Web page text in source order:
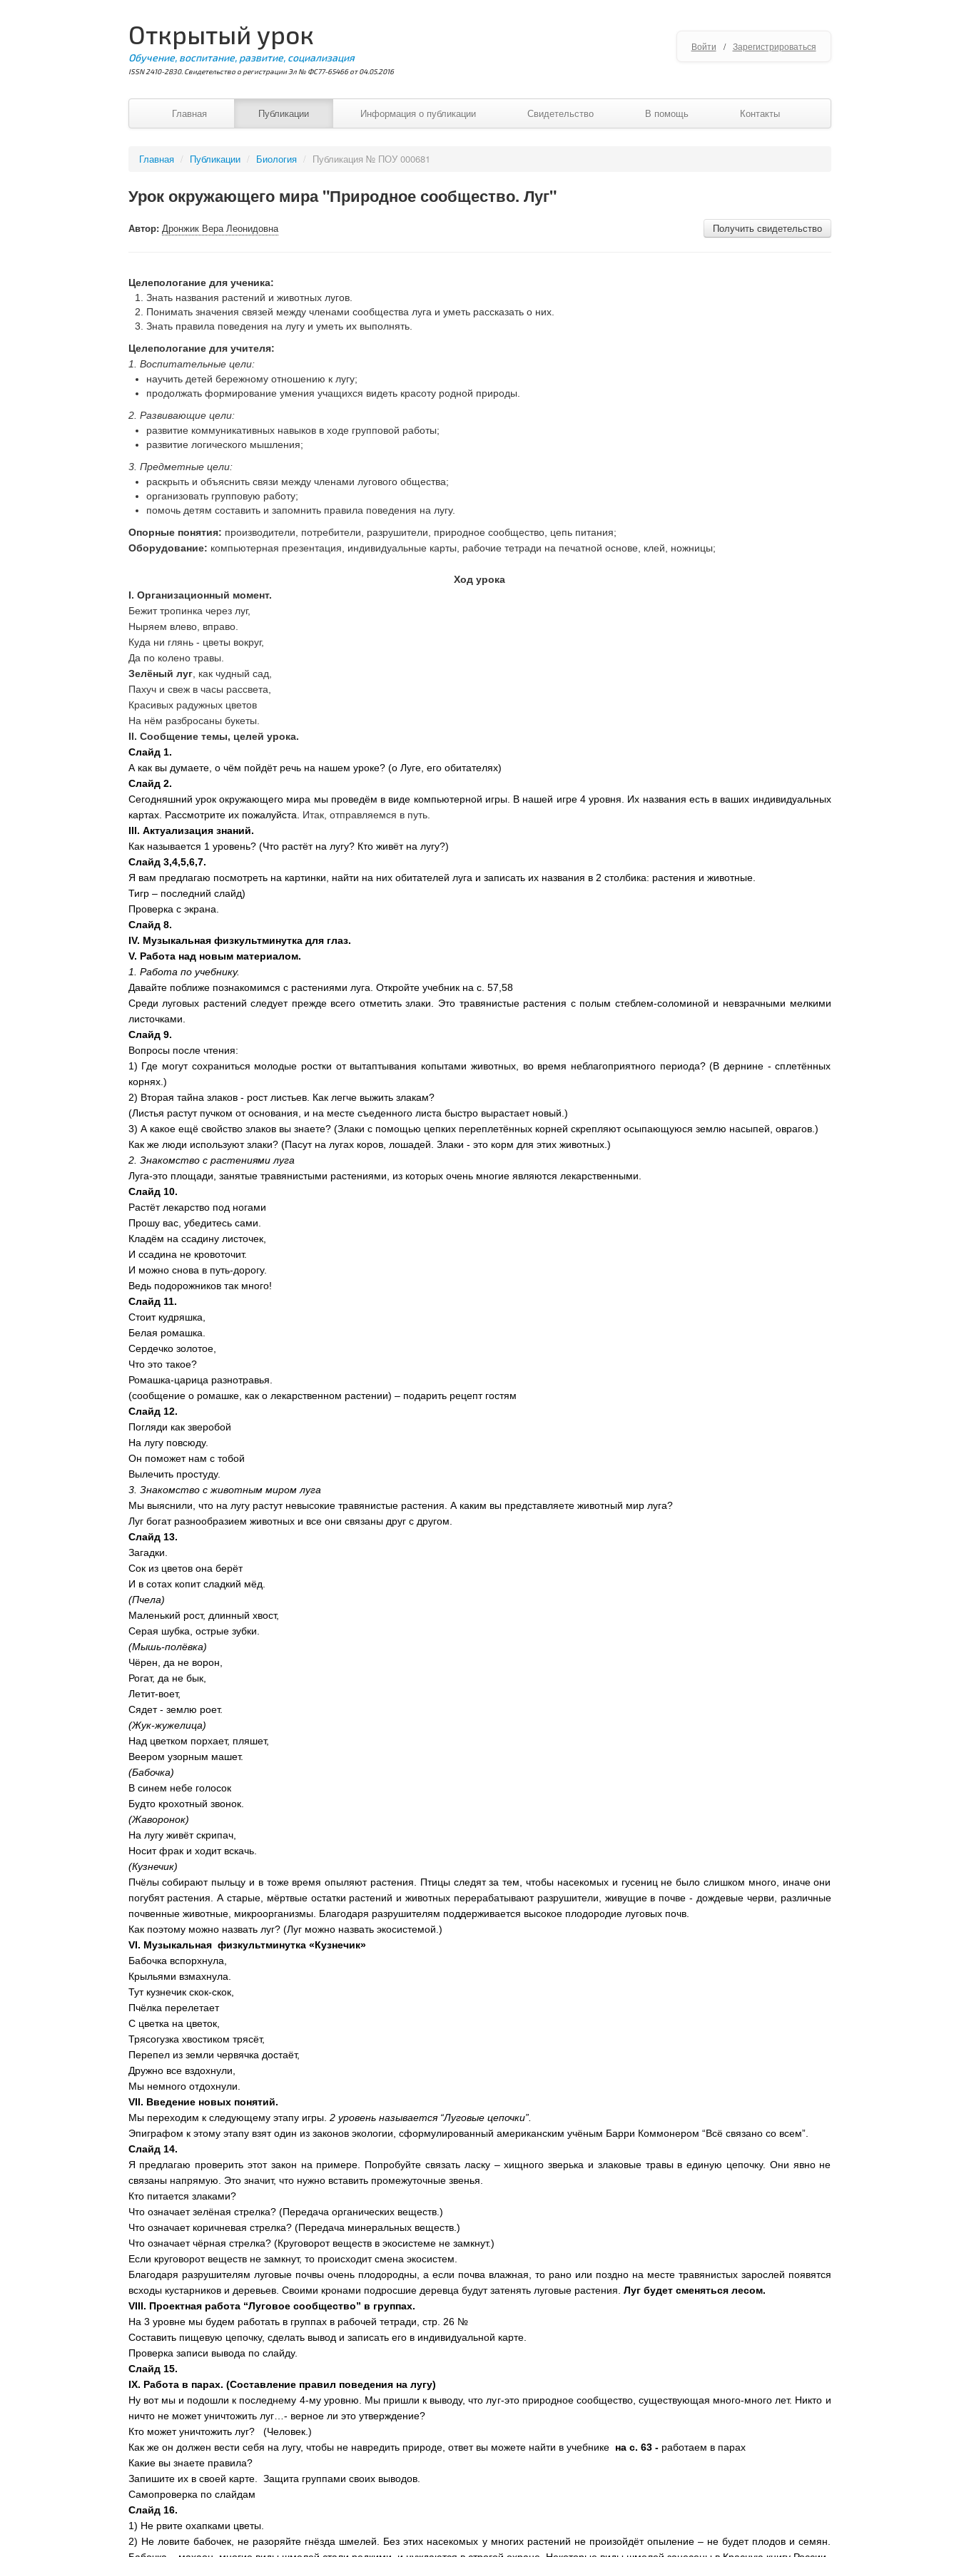
Открытый урок
Обучение, воспитание, развитие, социализация
ISSN 2410-2830. Свидетельство о регистрации Эл № ФС77-65466 от 04.05.2016
Войти / Зарегистрироваться
Главная Публикации Информация о публикации Свидетельство В помощь Контакты
Главная / Публикации / Биология / Публикация № ПОУ 000681
Урок окружающего мира "Природное сообщество. Луг"
Получить свидетельство
Автор: Дронжик Вера Леонидовна
Целепологание для ученика:
Знать названия растений и животных лугов.
Понимать значения связей между членами сообщества луга и уметь рассказать о них.
Знать правила поведения на лугу и уметь их выполнять.
Целепологание для учителя:
1. Воспитательные цели:
научить детей бережному отношению к лугу;
продолжать формирование умения учащихся видеть красоту родной природы.
2. Развивающие цели:
развитие коммуникативных навыков в ходе групповой работы;
развитие логического мышления;
3. Предметные цели:
раскрыть и объяснить связи между членами лугового общества;
организовать групповую работу;
помочь детям составить и запомнить правила поведения на лугу.
Опорные понятия: производители, потребители, разрушители, природное сообщество, цепь питания;
Оборудование: компьютерная презентация, индивидуальные карты, рабочие тетради на печатной основе, клей, ножницы;
Ход урока
I. Организационный момент.
Бежит тропинка через луг,
Ныряем влево, вправо.
Куда ни глянь - цветы вокруг,
Да по колено травы.
Зелёный луг, как чудный сад,
Пахуч и свеж в часы рассвета,
Красивых радужных цветов
На нём разбросаны букеты.
II. Сообщение темы, целей урока.
Слайд 1.
А как вы думаете, о чём пойдёт речь на нашем уроке? (о Луге, его обитателях)
Слайд 2.
Сегодняшний урок окружающего мира мы проведём в виде компьютерной игры. В нашей игре 4 уровня. Их названия есть в ваших индивидуальных
картах. Рассмотрите их пожалуйста. Итак, отправляемся в путь.
III. Актуализация знаний.
Как называется 1 уровень? (Что растёт на лугу? Кто живёт на лугу?)
Слайд 3,4,5,6,7.
Я вам предлагаю посмотреть на картинки, найти на них обитателей луга и записать их названия в 2 столбика: растения и животные.
Тигр – последний слайд)
Проверка с экрана.
Слайд 8.
IV. Музыкальная физкультминутка для глаз.
V. Работа над новым материалом.
1. Работа по учебнику.
Давайте поближе познакомимся с растениями луга. Откройте учебник на с. 57,58
Среди луговых растений следует прежде всего отметить злаки. Это травянистые растения с полым стеблем-соломиной и невзрачными мелкими
листочками.
Слайд 9.
Вопросы после чтения:
1) Где могут сохраниться молодые ростки от вытаптывания копытами животных, во время неблагоприятного периода? (В дернине - сплетённых
корнях.)
2) Вторая тайна злаков - рост листьев. Как легче выжить злакам?
(Листья растут пучком от основания, и на месте съеденного листа быстро вырастает новый.)
3) А какое ещё свойство злаков вы знаете? (Злаки с помощью цепких переплетённых корней скрепляют осыпающуюся землю насыпей, оврагов.)
Как же люди используют злаки? (Пасут на лугах коров, лошадей. Злаки - это корм для этих животных.)
2. Знакомство с растениями луга
Луга-это площади, занятые травянистыми растениями, из которых очень многие являются лекарственными.
Слайд 10.
Растёт лекарство под ногами
Прошу вас, убедитесь сами.
Кладём на ссадину листочек,
И ссадина не кровоточит.
И можно снова в путь-дорогу.
Ведь подорожников так много!
Слайд 11.
Стоит кудряшка,
Белая ромашка.
Сердечко золотое,
Что это такое?
Ромашка-царица разнотравья.
(сообщение о ромашке, как о лекарственном растении) – подарить рецепт гостям
Слайд 12.
Погляди как зверобой
На лугу повсюду.
Он поможет нам с тобой
Вылечить простуду.
3. Знакомство с животным миром луга
Мы выяснили, что на лугу растут невысокие травянистые растения. А каким вы представляете животный мир луга?
Луг богат разнообразием животных и все они связаны друг с другом.
Слайд 13.
Загадки.
Сок из цветов она берёт
И в сотах копит сладкий мёд.
(Пчела)
Маленький рост, длинный хвост,
Серая шубка, острые зубки.
(Мышь-полёвка)
Чёрен, да не ворон,
Рогат, да не бык,
Летит-воет,
Сядет - землю роет.
(Жук-жужелица)
Над цветком порхает, пляшет,
Веером узорным машет.
(Бабочка)
В синем небе голосок
Будто крохотный звонок.
(Жаворонок)
На лугу живёт скрипач,
Носит фрак и ходит вскачь.
(Кузнечик)
Пчёлы собирают пыльцу и в тоже время опыляют растения. Птицы следят за тем, чтобы насекомых и гусениц не было слишком много, иначе они
погубят растения. А старые, мёртвые остатки растений и животных перерабатывают разрушители, живущие в почве - дождевые черви, различные
почвенные животные, микроорганизмы. Благодаря разрушителям поддерживается высокое плодородие луговых почв.
Как поэтому можно назвать луг? (Луг можно назвать экосистемой.)
VI. Музыкальная физкультминутка «Кузнечик»
Бабочка вспорхнула,
Крыльями взмахнула.
Тут кузнечик скок-скок,
Пчёлка перелетает
С цветка на цветок,
Трясогузка хвостиком трясёт,
Перепел из земли червячка достаёт,
Дружно все вздохнули,
Мы немного отдохнули.
VII. Введение новых понятий.
Мы переходим к следующему этапу игры. 2 уровень называется “Луговые цепочки”.
Эпиграфом к этому этапу взят один из законов экологии, сформулированный американским учёным Барри Коммонером “Всё связано со всем”.
Слайд 14.
Я предлагаю проверить этот закон на примере. Попробуйте связать ласку – хищного зверька и злаковые травы в единую цепочку. Они явно не
связаны напрямую. Это значит, что нужно вставить промежуточные звенья.
Кто питается злаками?
Что означает зелёная стрелка? (Передача органических веществ.)
Что означает коричневая стрелка? (Передача минеральных веществ.)
Что означает чёрная стрелка? (Круговорот веществ в экосистеме не замкнут.)
Если круговорот веществ не замкнут, то происходит смена экосистем.
Благодаря разрушителям луговые почвы очень плодородны, а если почва влажная, то рано или поздно на месте травянистых зарослей появятся
всходы кустарников и деревьев. Своими кронами подросшие деревца будут затенять луговые растения. Луг будет сменяться лесом.
VIII. Проектная работа “Луговое сообщество” в группах.
На 3 уровне мы будем работать в группах в рабочей тетради, стр. 26 №
Составить пищевую цепочку, сделать вывод и записать его в индивидуальной карте.
Проверка записи вывода по слайду.
Слайд 15.
IX. Работа в парах. (Составление правил поведения на лугу)
Ну вот мы и подошли к последнему 4-му уровню. Мы пришли к выводу, что луг-это природное сообщество, существующая много-много лет. Никто и
ничто не может уничтожить луг…- верное ли это утверждение?
Кто может уничтожить луг? (Человек.)
Как же он должен вести себя на лугу, чтобы не навредить природе, ответ вы можете найти в учебнике на с. 63 - работаем в парах
Какие вы знаете правила?
Запишите их в своей карте. Защита группами своих выводов.
Самопроверка по слайдам
Слайд 16.
1) Не рвите охапками цветы.
2) Не ловите бабочек, не разоряйте гнёзда шмелей. Без этих насекомых у многих растений не произойдёт опыление – не будет плодов и семян.